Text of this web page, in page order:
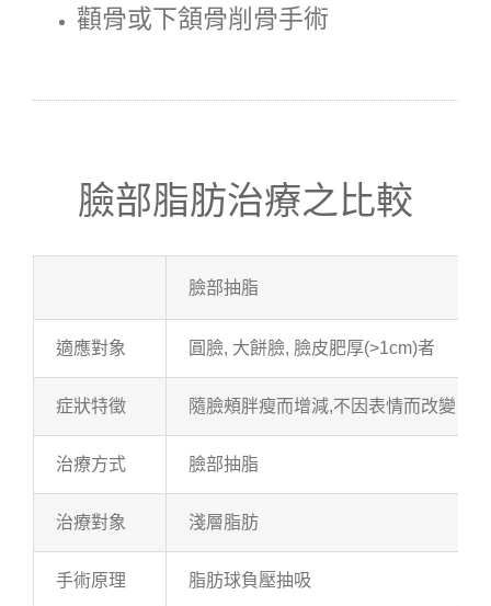
顴骨或下頷骨削骨手術
臉部脂肪治療之比較
臉部抽脂
適應對象 圓臉, 大餅臉, 臉皮肥厚(>1cm)者
症狀特徵 隨臉頰胖瘦而增減,不因表情而改變
治療方式 臉部抽脂
治療對象 淺層脂肪
手術原理 脂肪球負壓抽吸